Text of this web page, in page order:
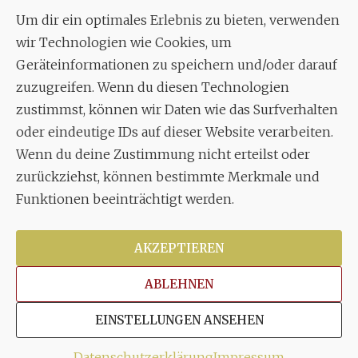
Um dir ein optimales Erlebnis zu bieten, verwenden
wir Technologien wie Cookies, um
Geräteinformationen zu speichern und/oder darauf
zuzugreifen. Wenn du diesen Technologien
zustimmst, können wir Daten wie das Surfverhalten
oder eindeutige IDs auf dieser Website verarbeiten.
Wenn du deine Zustimmung nicht erteilst oder
zurückziehst, können bestimmte Merkmale und
Funktionen beeinträchtigt werden.
AKZEPTIEREN
ABLEHNEN
EINSTELLUNGEN ANSEHEN
Aixheimer Str. 18
70619 Stuttgart
MUSIK
Musikalischer Leiter:
Enrico Trummer
Tel.+49 (0)177 / 34 23 57 1
Facebook
TwitterYouTube
Copyright © 2026Stuttgarter Oratorienchor e.V.Alle
Rechte vorbehalten.
Impressum|Disclaimer|Datenschutzerklärung